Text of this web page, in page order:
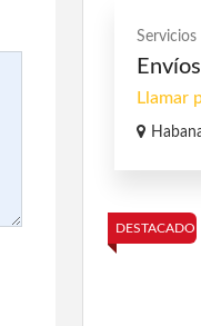
Servicios
Llamar
DESTACADO